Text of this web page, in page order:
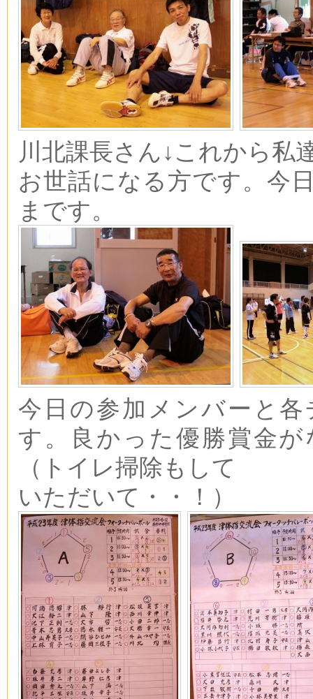
川北課長さん↓これから私
お世話になる方です。今
まです。
今日の参加メンバーと
す。良かった優勝賞金
（トイレ掃除もして
いただいて・・！）